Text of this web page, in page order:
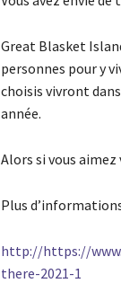
Great Blasket
personnes pour y
choisis vivront
année.
Alors si vous
Plus
http://https://
there-2021-1